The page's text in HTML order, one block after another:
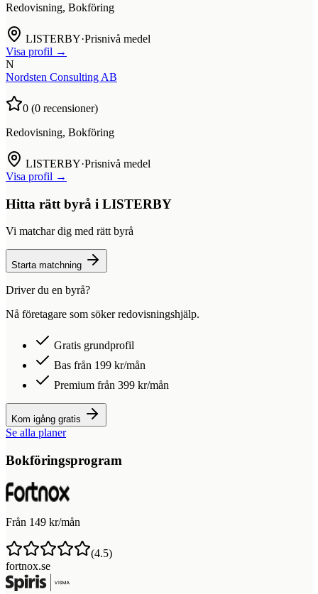
Redovisning, Bokföring
LISTERBY·Prisnivå medel
Visa profil →
N
Nordsten Consulting AB
0 (0 recensioner)
Redovisning, Bokföring
LISTERBY·Prisnivå medel
Visa profil →
Hitta rätt byrå i LISTERBY
Vi matchar dig med rätt byrå
Starta matchning
Driver du en byrå?
Nå företagare som söker redovisningshjälp.
Gratis grundprofil
Bas från 199 kr/mån
Premium från 399 kr/mån
Kom igång gratis
Se alla planer
Bokföringsprogram
Från 149 kr/mån
(4.5)
fortnox.se